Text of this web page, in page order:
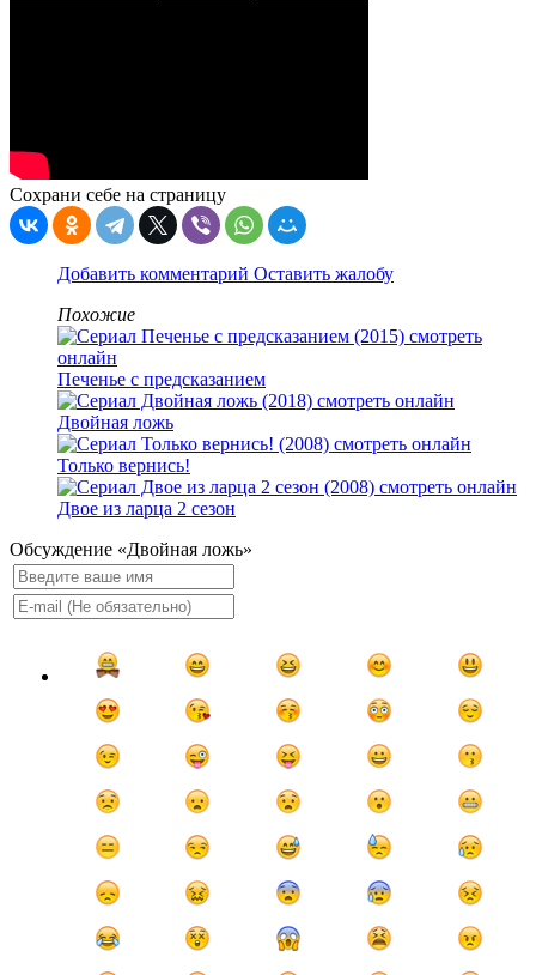
Сохрани себе на страницу
Добавить комментарий Оставить жалобу
Похожие
Печенье с предсказанием
Двойная ложь
Только вернись!
Двое из ларца 2 сезон
Обсуждение «Двойная ложь»